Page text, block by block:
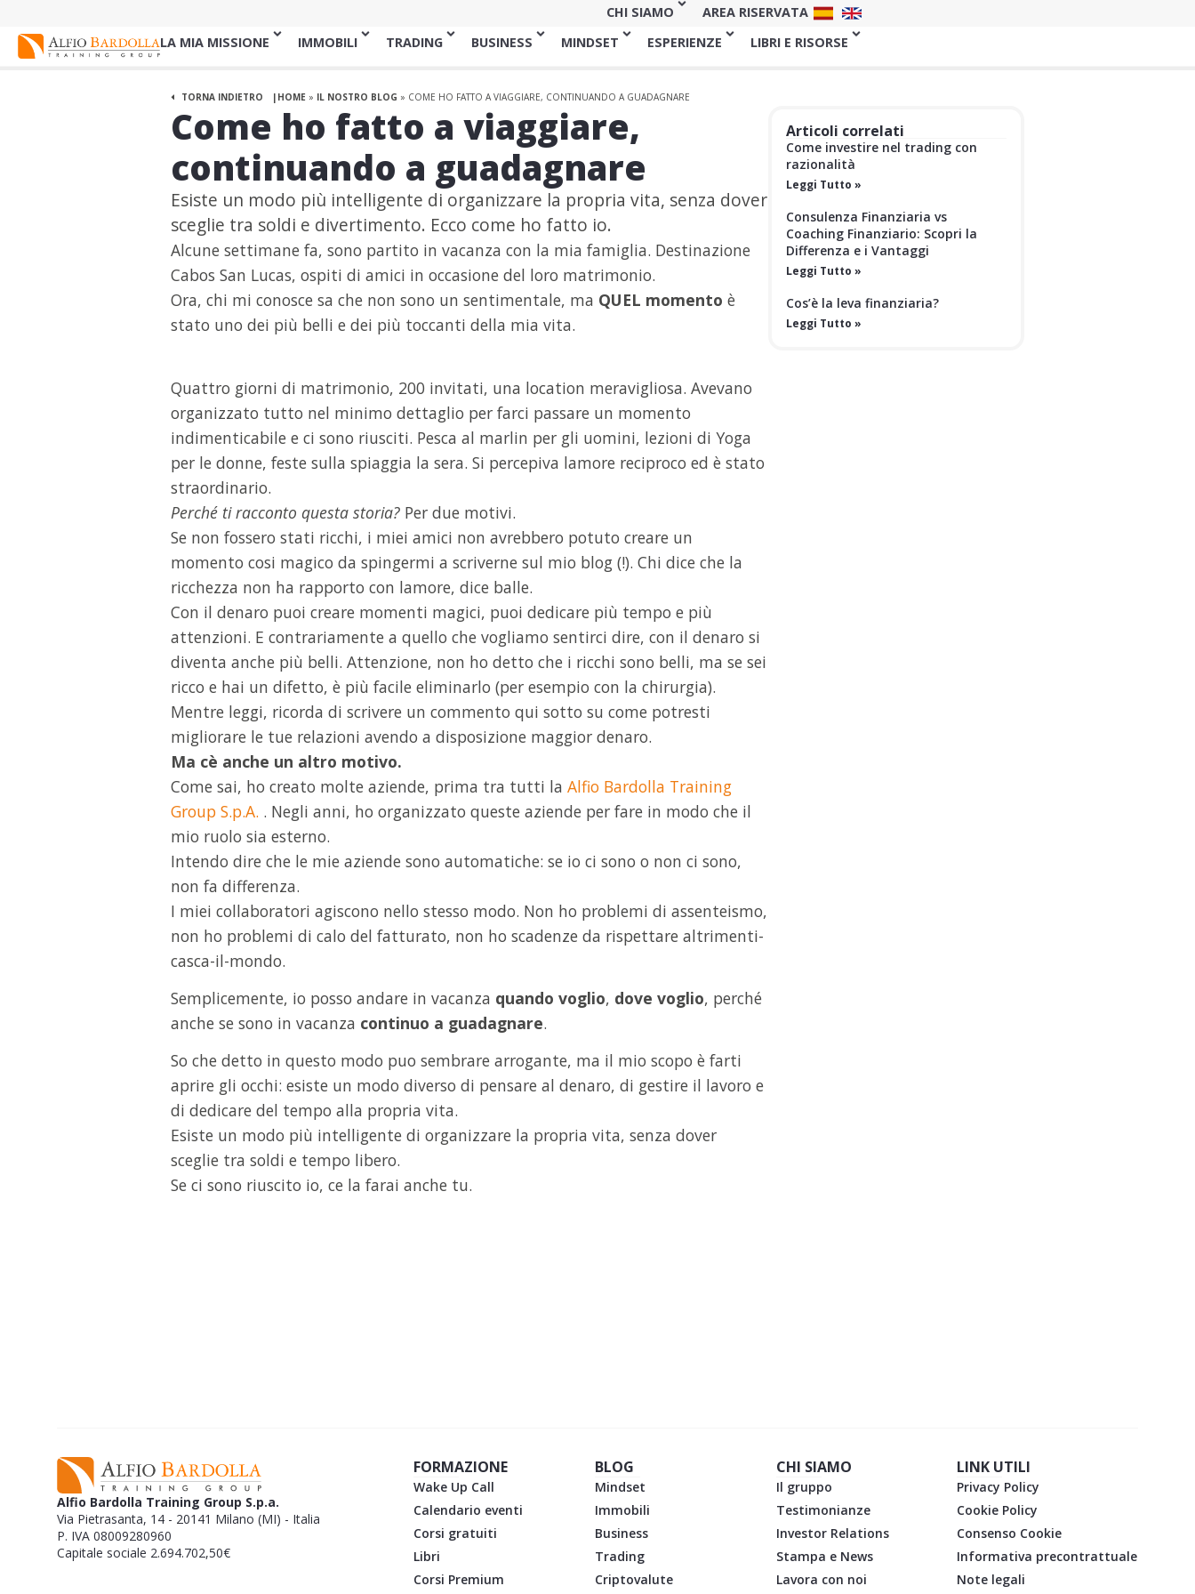
CHI SIAMO
AREA RISERVATA
LA MIA MISSIONE
IMMOBILI TRADING BUSINESS MINDSET ESPERIENZE LIBRI E RISORSE
TORNA INDIETRO HOME » IL NOSTRO BLOG » COME HO FATTO A VIAGGIARE, CONTINUANDO A GUADAGNARE
Come ho fatto a viaggiare,
continuando a guadagnare
Esiste un modo più intelligente di organizzare la propria vita, senza dover
sceglie tra soldi e divertimento. Ecco come ho fatto io.
Alcune settimane fa, sono partito in vacanza con la mia famiglia. Destinazione
Cabos San Lucas, ospiti di amici in occasione del loro matrimonio.
Ora, chi mi conosce sa che non sono un sentimentale, ma QUEL momento è
stato uno dei più belli e dei più toccanti della mia vita.
Quattro giorni di matrimonio, 200 invitati, una location meravigliosa. Avevano
organizzato tutto nel minimo dettaglio per farci passare un momento
indimenticabile e ci sono riusciti. Pesca al marlin per gli uomini, lezioni di Yoga
per le donne, feste sulla spiaggia la sera. Si percepiva lamore reciproco ed è stato
straordinario.
Perché ti racconto questa storia? Per due motivi.
Se non fossero stati ricchi, i miei amici non avrebbero potuto creare un
momento cosi magico da spingermi a scriverne sul mio blog (!). Chi dice che la
ricchezza non ha rapporto con lamore, dice balle.
Con il denaro puoi creare momenti magici, puoi dedicare più tempo e più
attenzioni. E contrariamente a quello che vogliamo sentirci dire, con il denaro si
diventa anche più belli. Attenzione, non ho detto che i ricchi sono belli, ma se sei
ricco e hai un difetto, è più facile eliminarlo (per esempio con la chirurgia).
Mentre leggi, ricorda di scrivere un commento qui sotto su come potresti
migliorare le tue relazioni avendo a disposizione maggior denaro.
Ma cè anche un altro motivo.
Come sai, ho creato molte aziende, prima tra tutti la Alfio Bardolla Training
Group S.p.A. . Negli anni, ho organizzato queste aziende per fare in modo che il
mio ruolo sia esterno.
Intendo dire che le mie aziende sono automatiche: se io ci sono o non ci sono,
non fa differenza.
I miei collaboratori agiscono nello stesso modo. Non ho problemi di assenteismo,
non ho problemi di calo del fatturato, non ho scadenze da rispettare altrimenti-
casca-il-mondo.
Semplicemente, io posso andare in vacanza quando voglio, dove voglio, perché
anche se sono in vacanza continuo a guadagnare.
So che detto in questo modo puo sembrare arrogante, ma il mio scopo è farti
aprire gli occhi: esiste un modo diverso di pensare al denaro, di gestire il lavoro e
di dedicare del tempo alla propria vita.
Esiste un modo più intelligente di organizzare la propria vita, senza dover
sceglie tra soldi e tempo libero.
Se ci sono riuscito io, ce la farai anche tu.
Articoli correlati
Come investire nel trading con
razionalità
Leggi Tutto »
Consulenza Finanziaria vs
Coaching Finanziario: Scopri la
Differenza e i Vantaggi
Leggi Tutto »
Cos’è la leva finanziaria?
Leggi Tutto »
Alfio Bardolla Training Group S.p.a.
Via Pietrasanta, 14 - 20141 Milano (MI) - Italia
P. IVA 08009280960
Capitale sociale 2.694.702,50€
FORMAZIONE
Wake Up Call
Calendario eventi
Corsi gratuiti
Libri
Corsi Premium
BLOG
Mindset
Immobili
Business
Trading
Criptovalute
CHI SIAMO
Il gruppo
Testimonianze
Investor Relations
Stampa e News
Lavora con noi
LINK UTILI
Privacy Policy
Cookie Policy
Consenso Cookie
Informativa precontrattuale
Note legali